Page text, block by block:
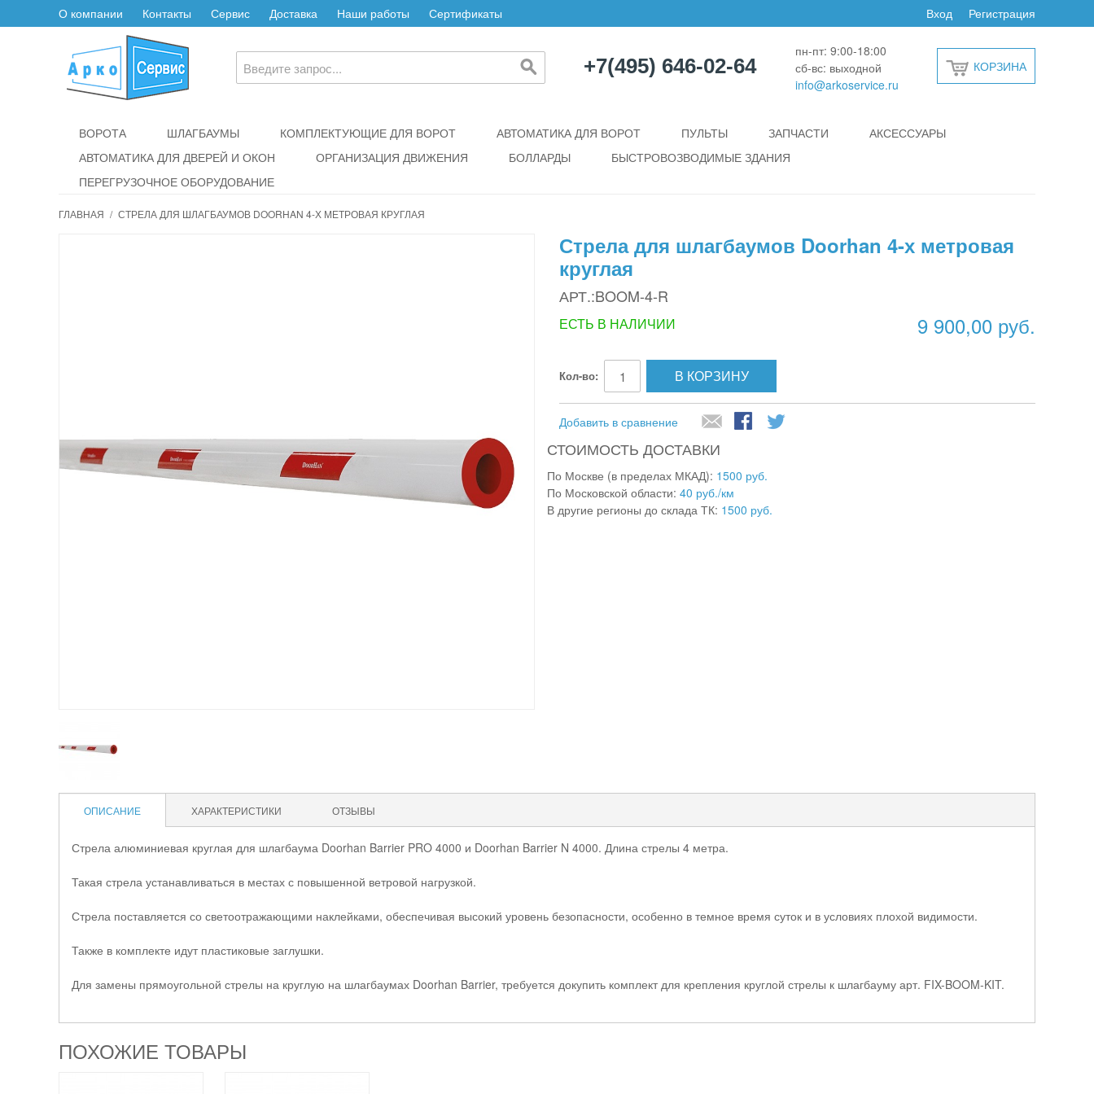
О компании Контакты Сервис Доставка Наши работы Сертификаты Регистрация
Вход
+7(495) 646-02-64
пн-пт: 9:00-18:00
сб-вс: выходной
info@arkoservice.ru
КОРЗИНА
ВОРОТА ШЛАГБАУМЫ КОМПЛЕКТУЮЩИЕ ДЛЯ ВОРОТ АВТОМАТИКА ДЛЯ ВОРОТ ПУЛЬТЫ ЗАПЧАСТИ
АКСЕССУАРЫ
АВТОМАТИКА ДЛЯ ДВЕРЕЙ И ОКОН
ОРГАНИЗАЦИЯ ДВИЖЕНИЯ БОЛЛАРДЫ
БЫСТРОВОЗВОДИМЫЕ ЗДАНИЯ
ПЕРЕГРУЗОЧНОЕ ОБОРУДОВАНИЕ
ГЛАВНАЯ / СТРЕЛА ДЛЯ ШЛАГБАУМОВ DOORHAN 4-Х МЕТРОВАЯ КРУГЛАЯ
Стрела для шлагбаумов Doorhan 4-х метровая
круглая
АРТ.:BOOM-4-R
9 900,00 руб.
ЕСТЬ В НАЛИЧИИ
Кол-во: В КОРЗИНУ
Добавить в сравнение
СТОИМОСТЬ ДОСТАВКИ
По Москве (в пределах МКАД): 1500 руб.
По Московской области: 40 руб./км
В другие регионы до склада ТК: 1500 руб.
ОПИСАНИЕ ХАРАКТЕРИСТИКИ ОТЗЫВЫ
Стрела алюминиевая круглая для шлагбаума Doorhan Barrier PRO 4000 и Doorhan Barrier N 4000. Длина стрелы 4 метра.
Такая стрела устанавливаться в местах с повышенной ветровой нагрузкой.
Стрела поставляется со светоотражающими наклейками, обеспечивая высокий уровень безопасности, особенно в темное время суток и в условиях плохой видимости.
Также в комплекте идут пластиковые заглушки.
Для замены прямоугольной стрелы на круглую на шлагбаумах Doorhan Barrier, требуется докупить комплект для крепления круглой стрелы к шлагбауму арт. FIX-BOOM-KIT.
ПОХОЖИЕ ТОВАРЫ